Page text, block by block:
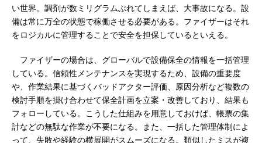
い世界。調剤が数ミリグラムぶれてしまえば、大事故になる。設
備は常に万全の状態で稼働させる必要がある。ファイザーはそれ
をロジカルに管理することで安全を担保しているといえる。
ファイザーの場合は、グローバルで設備保全の情報を一括管理
している。信頼性メンテナンスを実現するため、設備の重要度
や、作業結果に基づくバッドアクター評価、原因分析など複数の
検討手順を掛け合わせて保全計画を立案・改善しており、結果も
フォローしている。こうした仕組みを用意しておけば、帳票の集
計などの無駄な作業が不要になる。また、一括した管理体制によ
って、失敗や経験の横展開がスムーズになる。類似したミスが複